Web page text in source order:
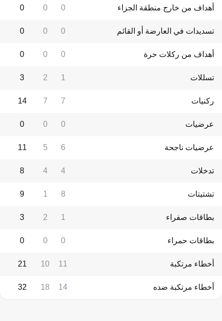
أهداف من خارج منطقة الجزاء 0
0
0
تسديدات في العارضة أو القائم 0
0
0
أهداف من ركلات حرة 0
0
0
تسللات 1
2
3
ركنيات 7
7
14
عرضيات 0
0
0
عرضيات ناجحة 6
5
11
تدخلات 4
4
8
تشتيتات 8
1
9
بطاقات صفراء 1
2
3
بطاقات حمراء 0
0
0
أخطاء مرتكبة 11
10
21
أخطاء مرتكبة ضده 14
18
32